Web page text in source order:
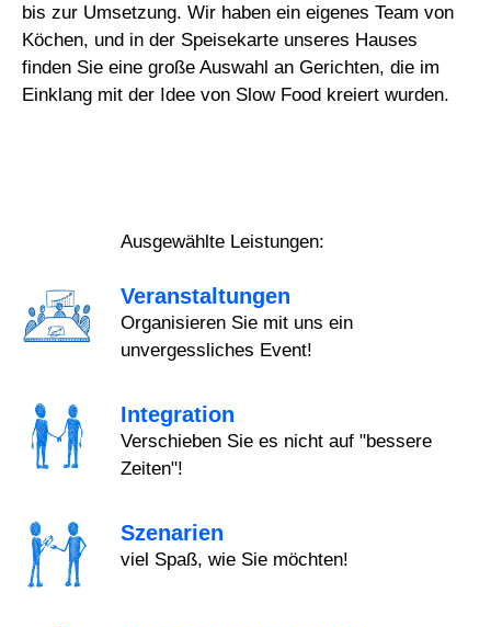
bis zur Umsetzung. Wir haben ein eigenes Team von
Köchen, und in der Speisekarte unseres Hauses
finden Sie eine große Auswahl an Gerichten, die im
Einklang mit der Idee von Slow Food kreiert wurden.
Ausgewählte Leistungen:
Veranstaltungen
Organisieren Sie mit uns ein
unvergessliches Event!
Integration
Verschieben Sie es nicht auf "bessere
Zeiten"!
Szenarien
viel Spaß, wie Sie möchten!